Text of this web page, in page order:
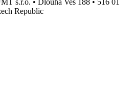
s.r.o. • Dlouhá Ves 188 • 516 01
Republic